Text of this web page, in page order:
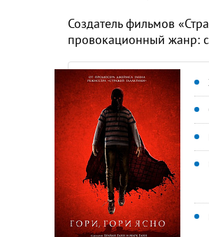
Создатель фильмов
провокационный жанр: